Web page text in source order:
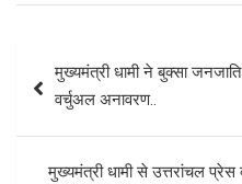
navigation
मुख्यमंत्री धामी ने बुक्सा
वर्चुअल अनावरण..
मुख्यमंत्री धामी से उत्तरांचल प्रेस